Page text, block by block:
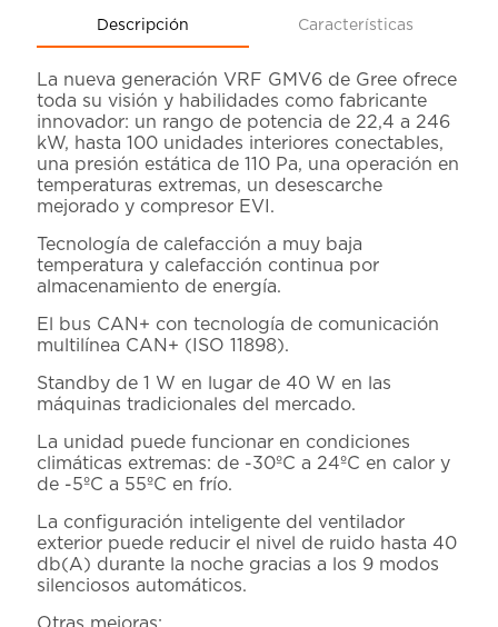
Descripción Características
La nueva generación VRF GMV6 de Gree ofrece
toda su visión y habilidades como fabricante
innovador: un rango de potencia de 22,4 a 246
kW, hasta 100 unidades interiores conectables,
una presión estática de 110 Pa, una operación en
temperaturas extremas, un desescarche
mejorado y compresor EVI.
Tecnología de calefacción a muy baja
temperatura y calefacción continua por
almacenamiento de energía.
El bus CAN+ con tecnología de comunicación
multilínea CAN+ (ISO 11898).
Standby de 1 W en lugar de 40 W en las
máquinas tradicionales del mercado.
La unidad puede funcionar en condiciones
climáticas extremas: de -30ºC a 24ºC en calor y
de -5ºC a 55ºC en frío.
La configuración inteligente del ventilador
exterior puede reducir el nivel de ruido hasta 40
db(A) durante la noche gracias a los 9 modos
silenciosos automáticos.